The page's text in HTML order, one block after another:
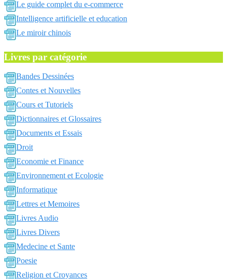
Le guide complet du e-commerce
Intelligence artificielle et education
Le miroir chinois
Livres par catégorie
Bandes Dessinées
Contes et Nouvelles
Cours et Tutoriels
Dictionnaires et Glossaires
Documents et Essais
Droit
Economie et Finance
Environnement et Ecologie
Informatique
Lettres et Memoires
Livres Audio
Livres Divers
Medecine et Sante
Poesie
Religion et Croyances